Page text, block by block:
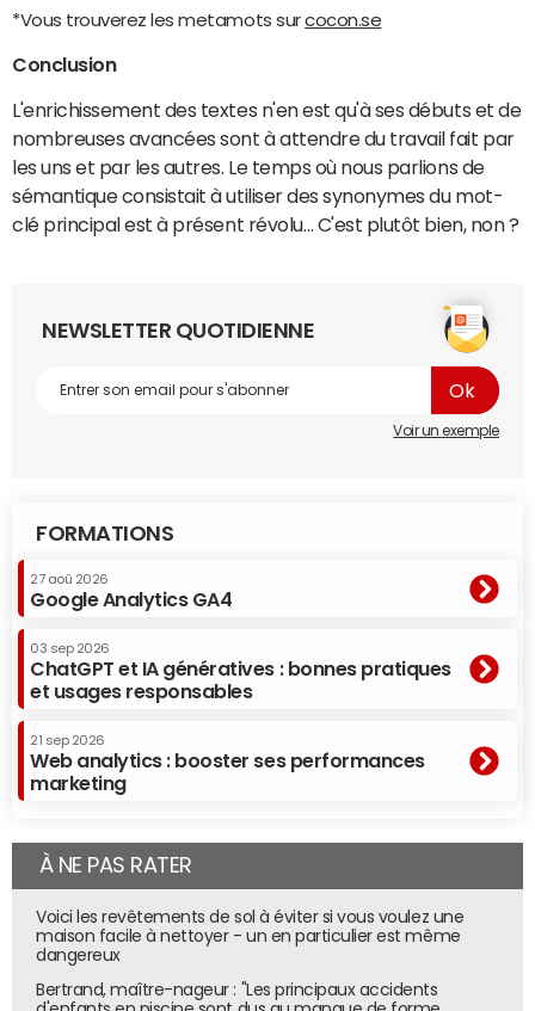
*Vous trouverez les metamots surcocon.se
Conclusion
L'enrichissement des textes n'en est qu'à ses débuts et de
nombreuses avancées sont à attendre du travail fait par
les uns et par les autres. Le temps où nous parlions de
sémantique consistait à utiliser des synonymes du mot-
clé principal est à présent révolu… C'est plutôt bien, non ?
NEWSLETTER QUOTIDIENNE
Voir un exemple
FORMATIONS
27 aoû 2026
Google Analytics GA4
03 sep 2026
ChatGPT et IA génératives : bonnes pratiques
et usages responsables
21 sep 2026
Web analytics : booster ses performances
marketing
À NE PAS RATER
Voici les revêtements de sol à éviter si vous voulez une
maison facile à nettoyer - un en particulier est même
dangereux
Bertrand, maître-nageur : "Les principaux accidents